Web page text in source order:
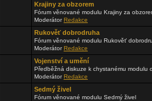
Krajiny za obzorem
Fórum věnované modulu Krajiny za
ModerátorRedakce
Rukověť dobrodruha
Fórum věnované modulu Rukověť
ModerátorRedakce
Vojenství a umění
Předběžná diskuze k chystanému modulu
ModerátorRedakce
Sedmý živel
Fórum věnované modulu Sedmý živel